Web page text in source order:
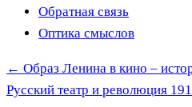
Обратная связь
Оптика смыслов
← Образ Ленина в кино –
Русский театр и революция